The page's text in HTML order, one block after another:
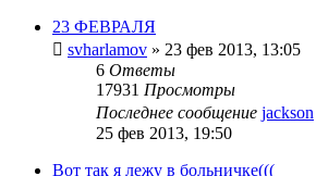
23 ФЕВРАЛЯ
svharlamov » 23 фев 2013, 13:05
6 Ответы
17931 Просмотры
Последнее сообщение jackson
25 фев 2013, 19:50
Вот так я лежу в больничке(((